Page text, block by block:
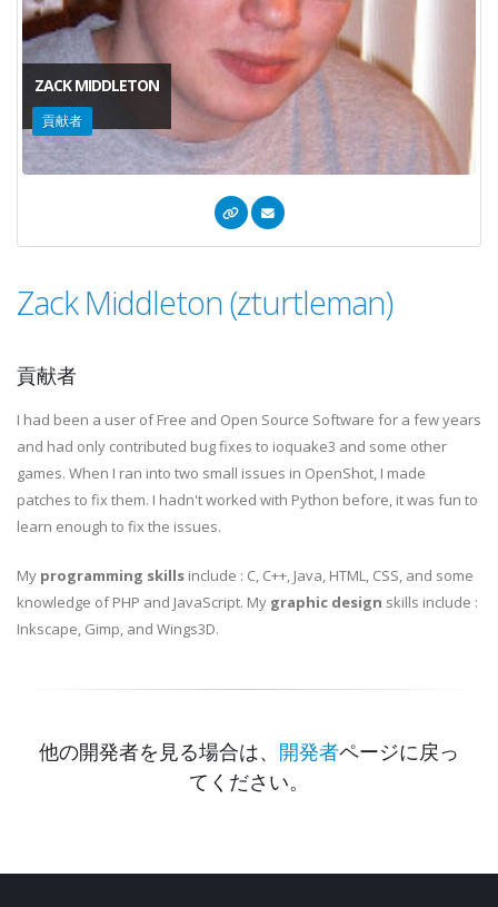
ZACK MIDDLETON
貢献者
Zack Middleton (zturtleman)
貢献者
I had been a user of Free and Open Source Software for a few years
and had only contributed bug fixes to ioquake3 and some other
games. When I ran into two small issues in OpenShot, I made
patches to fix them. I hadn't worked with Python before, it was fun to
learn enough to fix the issues.
My programming skills include : C, C++, Java, HTML, CSS, and some
knowledge of PHP and JavaScript. My graphic design skills include :
Inkscape, Gimp, and Wings3D.
他の開発者を見る場合は、 開発者ページに戻っ
てください。